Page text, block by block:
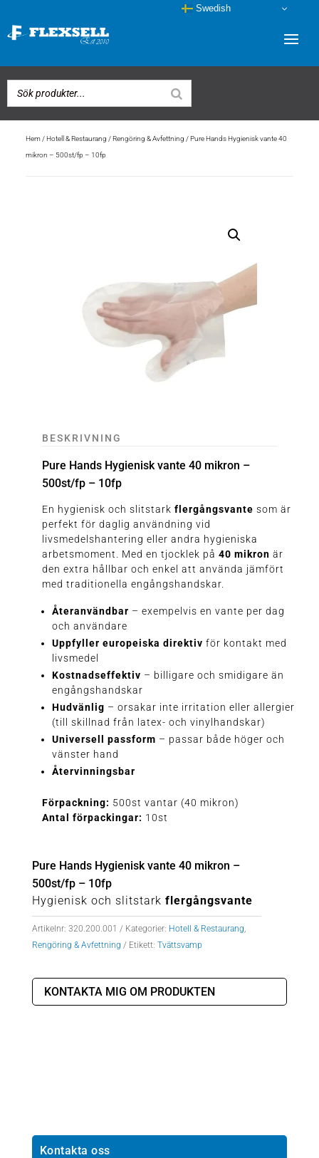
Hem/Hotell & Restaurang /Rengöring & Avfettning / Pure Hands Hygienisk vante 40
mikron – 500st/fp – 10fp
BESKRIVNING
Pure Hands Hygienisk vante 40 mikron –
500st/fp – 10fp
En hygienisk och slitstark flergångsvante som är
perfekt för daglig användning vid
livsmedelshantering eller andra hygieniska
arbetsmoment. Med en tjocklek på 40 mikron är
den extra hållbar och enkel att använda jämfört
med traditionella engångshandskar.
Återanvändbar – exempelvis en vante per dag
och användare
Uppfyller europeiska direktiv för kontakt med
livsmedel
Kostnadseffektiv – billigare och smidigare än
engångshandskar
Hudvänlig – orsakar inte irritation eller allergier
(till skillnad från latex- och vinylhandskar)
Universell passform – passar både höger och
vänster hand
Återvinningsbar
Förpackning: 500st vantar (40 mikron)
Antal förpackingar: 10st
Pure Hands Hygienisk vante 40 mikron –
500st/fp – 10fp
Hygienisk och slitstark flergångsvante
Artikelnr: 320.200.001 Kategorier: Hotell & Restaurang,
Rengöring & Avfettning
Etikett: Tvättsvamp
KONTAKTA MIG OM PRODUKTEN
Kontakta oss
Swedish